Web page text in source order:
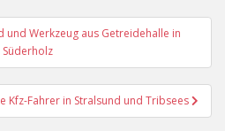
Werkzeug aus Getreidehalle in
Süderholz
Kfz-Fahrer in Stralsund und Tribsees